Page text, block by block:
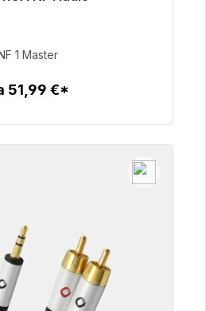
99,00 €
1 Master
51,99 €*